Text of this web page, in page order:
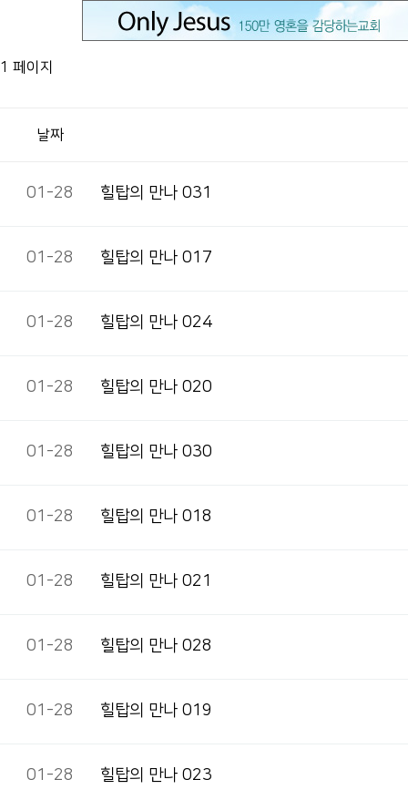
1 페이지
날짜
01-28 힐탑의 만나 031
01-28 힐탑의 만나 017
01-28 힐탑의 만나 024
01-28 힐탑의 만나 020
01-28 힐탑의 만나 030
01-28 힐탑의 만나 018
01-28 힐탑의 만나 021
01-28 힐탑의 만나 028
01-28 힐탑의 만나 019
01-28 힐탑의 만나 023